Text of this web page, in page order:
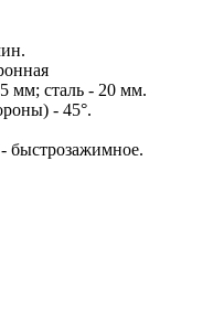
мм; сталь - 20 мм.
- 45°.
быстрозажимное.